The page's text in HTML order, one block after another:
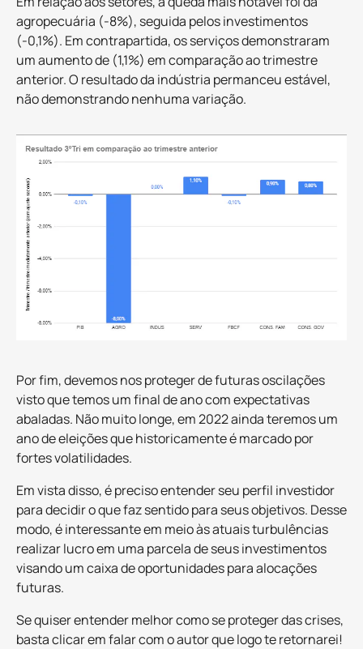
agropecuária (-8%), seguida pelos investimentos
(-0,1%). Em contrapartida, os serviços demonstraram
um aumento de (1,1%) em comparação ao trimestre
anterior. O resultado da indústria permanceu estável,
não demonstrando nenhuma variação.
Por fim, devemos nos proteger de futuras oscilações
visto que temos um final de ano com expectativas
abaladas. Não muito longe, em 2022 ainda teremos um
ano de eleições que historicamente é marcado por
fortes volatilidades.
Em vista disso, é preciso entender seu perfil investidor
para decidir o que faz sentido para seus objetivos. Desse
modo, é interessante em meio às atuais turbulências
realizar lucro em uma parcela de seus investimentos
visando um caixa de oportunidades para alocações
futuras.
Se quiser entender melhor como se proteger das crises,
basta clicar em falar com o autor que logo te retornarei!